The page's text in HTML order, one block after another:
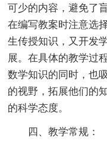
可少的内容，避免了
在编写教案时注意选
生传授知识，又开发
展。在具体的教学过
数学知识的同时，也
的视野，拓展他们的
的科学态度。
四、教学常规：